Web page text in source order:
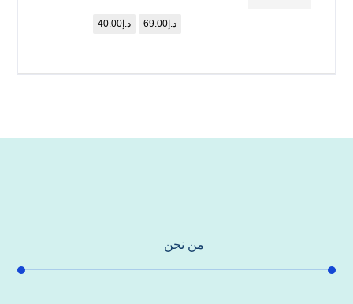
د.إ69.00 د.إ40.00
من نحن